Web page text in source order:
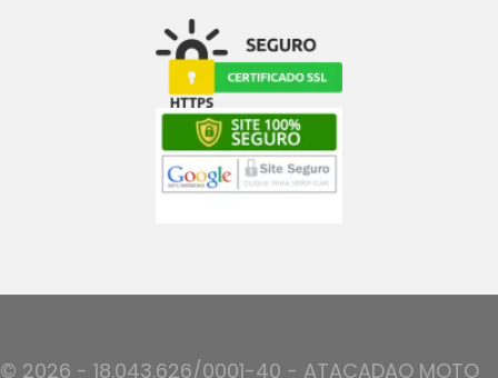
© 2026 - 18.043.626/0001-40 - ATACADAO MOTO